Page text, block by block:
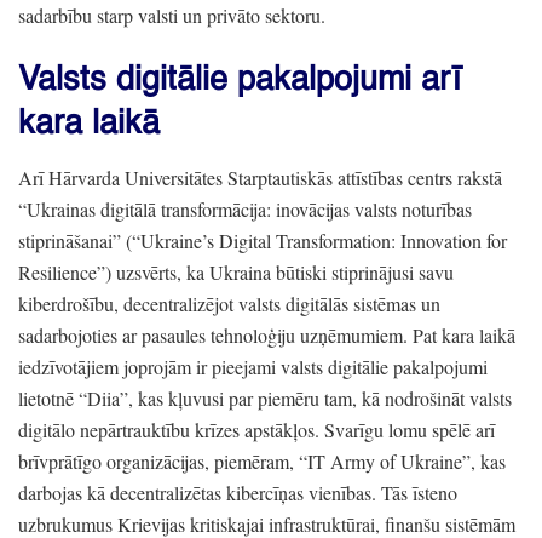
sadarbību starp valsti un privāto sektoru.
Valsts digitālie pakalpojumi arī
kara laikā
Arī Hārvarda Universitātes Starptautiskās attīstības centrs rakstā
“Ukrainas digitālā transformācija: inovācijas valsts noturības
stiprināšanai”(“Ukraine’s Digital Transformation: Innovation for
Resilience”) uzsvērts, ka Ukraina būtiski stiprinājusi savu
kiberdrošību, decentralizējot valsts digitālās sistēmas un
sadarbojoties ar pasaules tehnoloģiju uzņēmumiem. Pat kara laikā
iedzīvotājiem joprojām ir pieejami valsts digitālie pakalpojumi
lietotnē“Diia”, kas kļuvusi par piemēru tam, kā nodrošināt valsts
digitālo nepārtrauktību krīzes apstākļos. Svarīgu lomu spēlē arī
brīvprātīgo organizācijas, piemēram, “IT Army of Ukraine”, kas
darbojas kā decentralizētas kibercīņas vienības. Tās īsteno
uzbrukumus Krievijas kritiskajai infrastruktūrai, finanšu sistēmām